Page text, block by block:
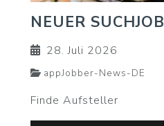
NEUER SUCHJOB
28. Juli 2026
appJobber-News-DE
Finde Aufsteller